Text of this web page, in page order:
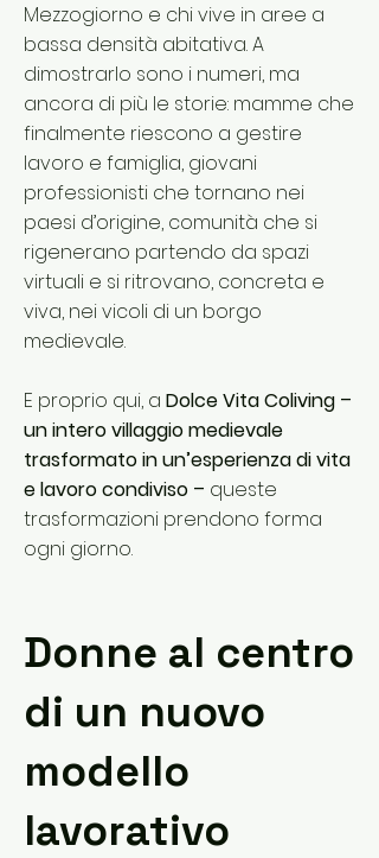
Mezzogiorno e chi vive in aree a
bassa densità abitativa. A
dimostrarlo sono i numeri, ma
ancora di più le storie: mamme che
finalmente riescono a gestire
lavoro e famiglia, giovani
professionisti che tornano nei
paesi d’origine, comunità che si
rigenerano partendo da spazi
virtuali e si ritrovano, concreta e
viva, nei vicoli di un borgo
medievale.
E proprio qui, a Dolce Vita Coliving –
un intero villaggio medievale
trasformato in un’esperienza di vita
e lavoro condiviso – queste
trasformazioni prendono forma
ogni giorno.
Donne al centro
di un nuovo
modello
lavorativo